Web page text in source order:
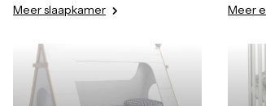
Meerslaapkamer
Meer